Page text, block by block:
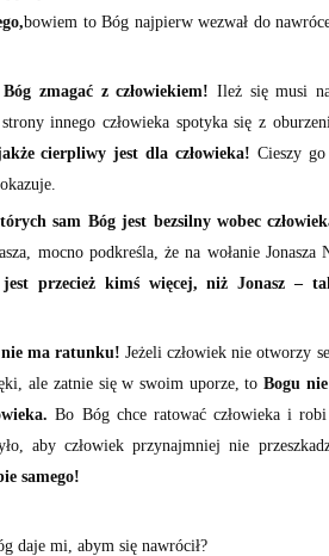
bowiem to Bóg najpierw wezwał do
zmagać z człowiekiem! Ileż się musi
innego człowieka spotyka się z
cierpliwy jest dla człowieka! Cieszy go
sam Bóg jest bezsilny wobec
mocno podkreśla, że na wołanie Jonasza
przecież kimś więcej, niż Jonasz –
ma ratunku! Jeżeli człowiek nie otworzy
ale zatnie się w swoim uporze, toBogu
Bo Bóg chce ratować człowieka i
aby człowiek przynajmniej nie
samego!
daje mi, abym się nawrócił?